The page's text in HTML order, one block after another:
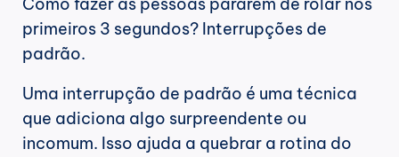
Como fazer as pessoas pararem de rolar nos
primeiros 3 segundos? Interrupções de
padrão.
Uma interrupção de padrão é uma técnica
que adiciona algo surpreendente ou
incomum. Isso ajuda a quebrar a rotina do